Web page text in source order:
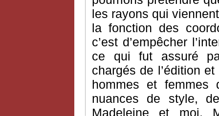
les rayons qui
la fonction des
c’est d’empêcher
ce qui fut assuré
chargés de l’édition
hommes et
nuances de style,
Madeleine et moi,